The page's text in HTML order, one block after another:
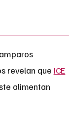
revelan que ICE
alimentan